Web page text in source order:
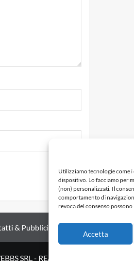
Utilizziamo tecnologie come
dispositivo. Lo facciamo per
(non) personalizzati. Il
comportamento di
revoca del consenso
Accetta
& Pubblicità
SRL - REA: LE 278983 - P.Iva